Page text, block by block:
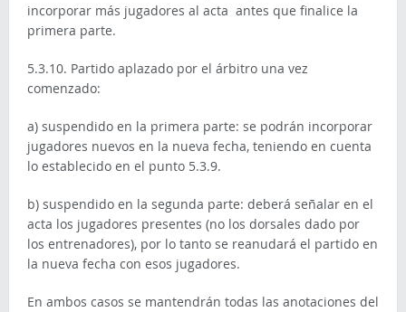
incorporar más jugadores al acta antes que finalice la
primera parte.
5.3.10. Partido aplazado por el árbitro una vez
comenzado:
a) suspendido en la primera parte: se podrán incorporar
jugadores nuevos en la nueva fecha, teniendo en cuenta
lo establecido en el punto 5.3.9.
b) suspendido en la segunda parte: deberá señalar en el
acta los jugadores presentes (no los dorsales dado por
los entrenadores), por lo tanto se reanudará el partido en
la nueva fecha con esos jugadores.
En ambos casos se mantendrán todas las anotaciones del